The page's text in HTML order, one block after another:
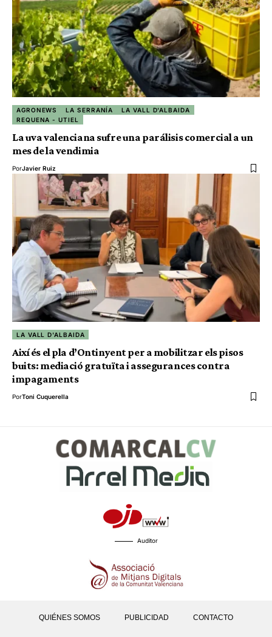
AGRONEWS LA SERRANÍA
LA VALL D'ALBAIDA
REQUENA - UTIEL
La uva valenciana sufre una parálisis comercial a un
mes de la vendimia
PorJavier Ruiz
LA VALL D'ALBAIDA
Així és el pla d’Ontinyent per a mobilitzar els pisos
buits: mediació gratuïta i assegurances contra
impagaments
PorToni Cuquerella
Auditor
QUIÉNES SOMOS PUBLICIDAD CONTACTO